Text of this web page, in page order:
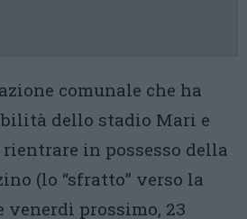
comunale che ha
dello stadio Mari e
in possesso della
(lo “sfratto” verso la
venerdì prossimo, 23